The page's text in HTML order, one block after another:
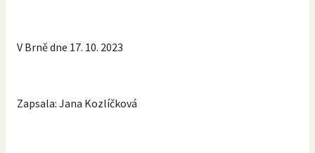
V Brně dne 17. 10. 2023
Zapsala: Jana Kozlíčková